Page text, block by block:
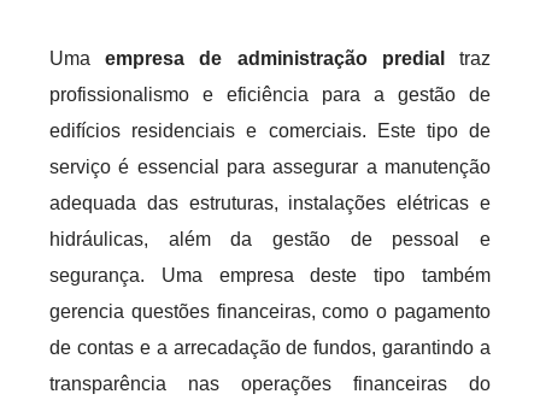
Umaempresa de administração predial
traz
profissionalismo e eficiência para a gestão de
edifícios residenciais e comerciais. Este tipo de
serviço é essencial para assegurar a manutenção
adequada das estruturas, instalações elétricas e
hidráulicas, além da gestão de pessoal e
segurança. Uma empresa deste tipo também
gerencia questões financeiras, como o pagamento
de contas e a arrecadação de fundos, garantindo a
transparência nas operações financeiras do